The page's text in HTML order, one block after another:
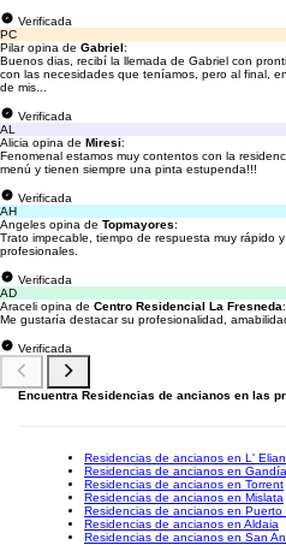
Verificada
PC
Pilar opina de Gabriel:
Buenos dias, recibí la llemada de Gabriel con
con las necesidades que teníamos, pero al final,
de mis...
Verificada
AL
Alicia opina de Miresi:
Fenomenal estamos muy contentos con la
menú y tienen siempre una pinta estupenda!!!
Verificada
AH
Angeles opina de Topmayores:
Trato impecable, tiempo de respuesta muy rápido
profesionales.
Verificada
AD
Araceli opina de Centro Residencial La Fresneda:
Me gustaría destacar su profesionalidad,
Verificada
Encuentra Residencias de ancianos en las
Residencias de ancianos en L'
Residencias de ancianos en Gandía
Residencias de ancianos en Torrent
Residencias de ancianos en Mislata
Residencias de ancianos en
Residencias de ancianos en Aldaia
Residencias de ancianos en San